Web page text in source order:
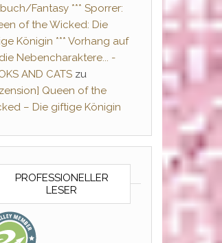
Fantasy *** Sporrer:
of the Wicked: Die
Königin *** Vorhang auf
Nebencharaktere... -
AND CATSzu
Queen of the
– Die giftige Königin
PROFESSIONELLER
LESER